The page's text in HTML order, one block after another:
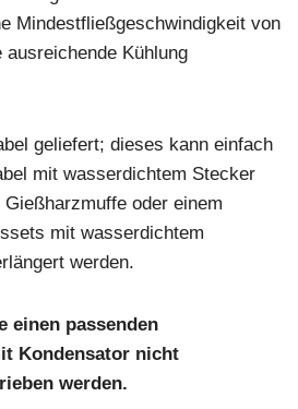
Mindestfließgeschwindigkeit von
Kühlung
geliefert; dieses kann einfach
mit wasserdichtem Stecker
oder einem
mit wasserdichtem
werden.
einen passenden
Kondensator nicht
werden.